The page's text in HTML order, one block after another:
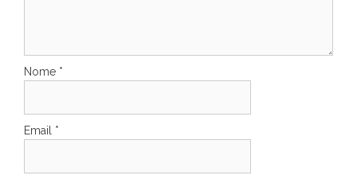
Nome *
Email *